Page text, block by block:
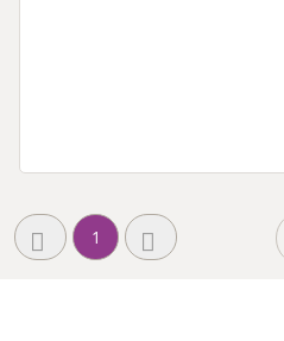
1